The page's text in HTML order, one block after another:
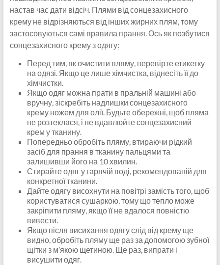
настав час дати відсіч. Плями від сонцезахисного
крему не відрізняються від інших жирних плям, тому
застосовуються самі правила прання. Ось як позбутися
сонцезахисного крему з одягу:
Перед тим, як очистити пляму, перевірте етикетку
на одязі. Якщо це лише хімчистка, віднесіть її до
хімчистки.
Якщо одяг можна прати в пральній машині або
вручну, зіскребіть надлишки сонцезахисного
крему ножем для олії. Будьте обережні, щоб пляма
не розтеклася, і не вдавлюйте сонцезахисний
крем у тканину.
Попередньо обробіть пляму, втираючи рідкий
засіб для прання в тканину пальцями та
залишивши його на 10 хвилин.
Стирайте одяг у гарячій воді, рекомендованій для
конкретної тканини.
Дайте одягу висохнути на повітрі замість того, щоб
користуватися сушаркою, тому що тепло може
закріпити пляму, якщо її не вдалося повністю
вивести.
Якщо після висихання одягу слід від крему ще
видно, обробіть пляму ще раз за допомогою зубної
щітки з м’якою щетиною. Ще раз, випрати і
висушити одяг.